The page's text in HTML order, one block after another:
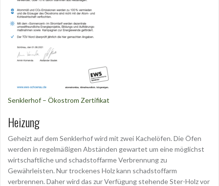
Senklerhof – Ökostrom Zertifikat
Heizung
Geheizt auf dem Senklerhof wird mit zwei Kachelöfen. Die Öfen
werden in regelmäßigen Abständen gewartet um eine möglichst
wirtschaftliche und schadstoffarme Verbrennung zu
Gewährleisten. Nur trockenes Holz kann schadstoffarm
verbrennen. Daher wird das zur Verfügung stehende Ster-Holz vor